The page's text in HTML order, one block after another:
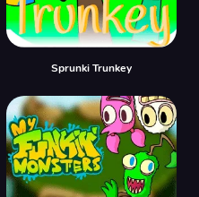
Sprunki Trunkey